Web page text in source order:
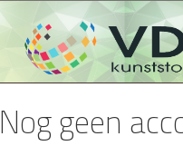
Nog geen